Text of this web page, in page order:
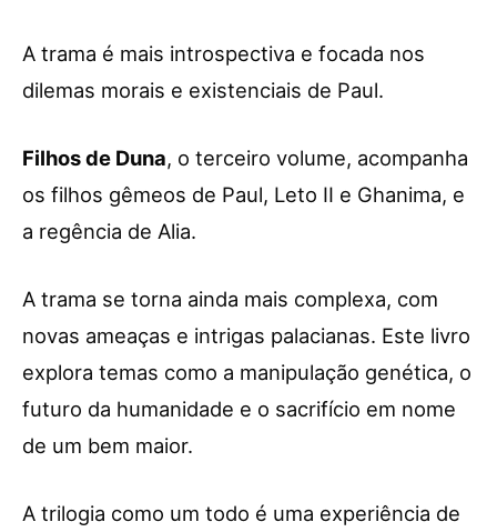
A trama é mais introspectiva e focada nos
dilemas morais e existenciais de Paul.
Filhos de Duna, o terceiro volume, acompanha
os filhos gêmeos de Paul, Leto II e Ghanima, e
a regência de Alia.
A trama se torna ainda mais complexa, com
novas ameaças e intrigas palacianas. Este livro
explora temas como a manipulação genética, o
futuro da humanidade e o sacrifício em nome
de um bem maior.
A trilogia como um todo é uma experiência de